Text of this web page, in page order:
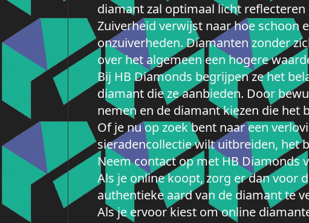
diamant zal optimaal licht
Zuiverheid verwijst naar hoe schoon
onzuiverheden. Diamanten zonder
over het algemeen een hogere
Bij HB Diamonds begrijpen ze het
diamant die ze aanbieden. Door
nemen en de diamant kiezen die het
Of je nu op zoek bent naar een
sieradencollectie wilt uitbreiden, het
Neem contact op met HB Diamonds
Als je online koopt, zorg er dan voor
authentieke aard van de diamant te
Als je ervoor kiest om online